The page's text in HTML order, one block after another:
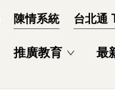
陳情系統 台北通
推廣教育 最